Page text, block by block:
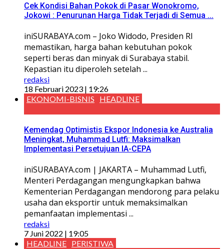
Cek Kondisi Bahan Pokok di Pasar Wonokromo,
Jokowi : Penurunan Harga Tidak Terjadi di Semua ...
iniSURABAYA.com – Joko Widodo, Presiden RI
memastikan, harga bahan kebutuhan pokok
seperti beras dan minyak di Surabaya stabil.
Kepastian itu diperoleh setelah ...
redaksi
18 Februari 2023 | 19:26
EKONOMI-BISNIS
HEADLINE
Kemendag Optimistis Ekspor Indonesia ke Australia
Meningkat, Muhammad Lutfi: Maksimalkan
Implementasi Persetujuan IA-CEPA
iniSURABAYA.com | JAKARTA – Muhammad Lutfi,
Menteri Perdagangan mengungkapkan bahwa
Kementerian Perdagangan mendorong para pelaku
usaha dan eksportir untuk memaksimalkan
pemanfaatan implementasi ...
redaksi
7 Juni 2022 | 19:05
HEADLINE PERISTIWA